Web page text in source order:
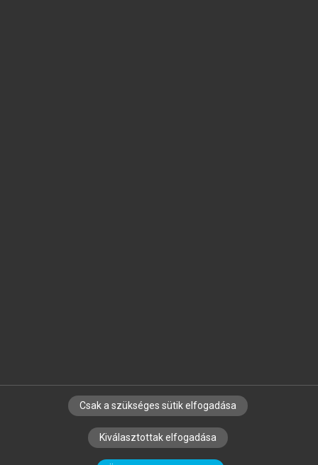
SZERZŐKNEK CÉGEKNEK KÖNYVTÁROSOKNAK
SZERKESZTÉSI ÉS LEKTORÁLÁSI ALAPELVEK
Csak a szükséges sütik elfogadása
Kiválasztottak elfogadása